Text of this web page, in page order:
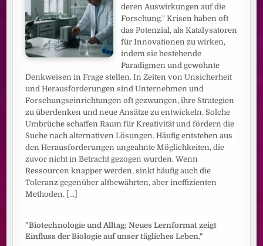
deren Auswirkungen auf die
Forschung." Krisen haben oft
das Potenzial, als Katalysatoren
für Innovationen zu wirken,
indem sie bestehende
Paradigmen und gewohnte
Denkweisen in Frage stellen. In Zeiten von Unsicherheit
und Herausforderungen sind Unternehmen und
Forschungseinrichtungen oft gezwungen, ihre Strategien
zu überdenken und neue Ansätze zu entwickeln. Solche
Umbrüche schaffen Raum für Kreativität und fördern die
Suche nach alternativen Lösungen. Häufig entstehen aus
den Herausforderungen ungeahnte Möglichkeiten, die
zuvor nicht in Betracht gezogen wurden. Wenn
Ressourcen knapper werden, sinkt häufig auch die
Toleranz gegenüber altbewährten, aber ineffizienten
Methoden. [...]
"Biotechnologie und Alltag: Neues Lernformat zeigt
Einfluss der Biologie auf unser tägliches Leben."